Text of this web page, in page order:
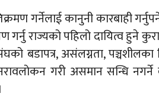
गर्नेलाई कानुनी कारबाही
गर्नु राज्यको पहिलो दायित्व
बडापत्र, असंलग्नता,
गरी असमान सन्धि नगर्ने